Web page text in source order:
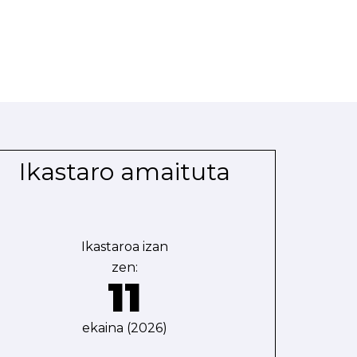
Ikastaro amaituta
Ikastaroa izan
zen:
11
ekaina (2026)